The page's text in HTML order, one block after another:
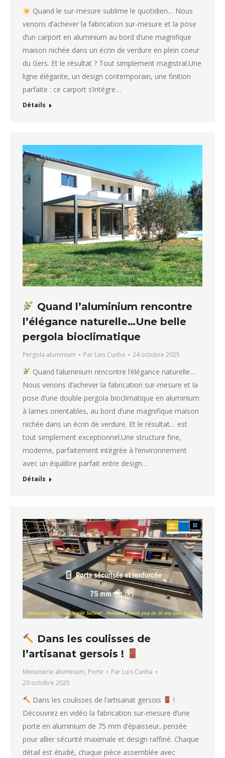
Quand le sur-mesure sublime le quotidien… Nous
venons d’achever la fabrication sur-mesure et la pose
d’un carport en aluminium au bord d’une magnifique
maison nichée dans un écrin de verdure en plein coeur
du Gers. Et le résultat ? Tout simplement magistral.Une
ligne élégante, un design contemporain, une finition
parfaite : ce carport s’intègre…
Détails
Quand l’aluminium rencontre
l’élégance naturelle…Une belle
pergola bioclimatique
Pergola aluminium Par Luis Cunha 24 octobre 2025
Quand l’aluminium rencontre l’élégance naturelle…
Nous venons d’achever la fabrication sur-mesure et la
pose d’une double pergola bioclimatique en aluminium
à lames orientables, au bord d’une magnifique maison
nichée dans un écrin de verdure. Et le résultat… est
tout simplement exceptionnel.Une structure fine,
moderne, parfaitement intégrée à l’environnement
avec un équilibre parfait entre design…
Détails
Dans les coulisses de
l’artisanat gersois !
Menuiserie aluminium, Porte Par Luis Cunha
20 octobre 2025
Dans les coulisses de l’artisanat gersois
!
Découvrez en vidéo la fabrication sur-mesure d’une
porte en aluminium de 75 mm d’épaisseur, pensée
pour allier sécurité maximale et design raffiné. Chaque
détail est étudié, chaque pièce assemblée avec